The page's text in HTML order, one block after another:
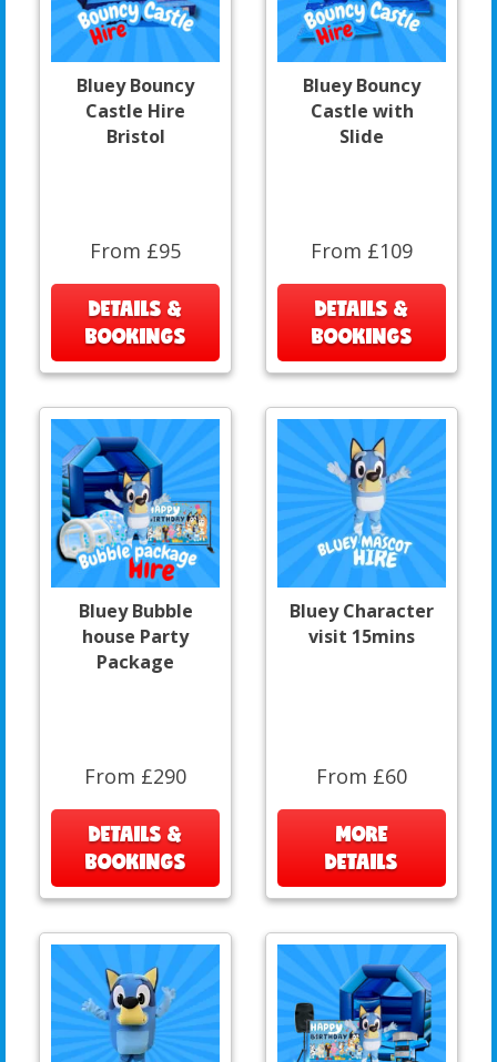
Bluey Bouncy
Castle Hire
Bristol
From £95
DETAILS &
BOOKINGS
Bluey Bouncy
Castle with
Slide
From £109
DETAILS &
BOOKINGS
Bluey Bubble
house Party
Package
From £290
DETAILS &
BOOKINGS
Bluey Character
visit 15mins
From £60
MORE
DETAILS